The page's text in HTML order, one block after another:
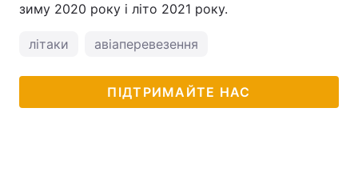
зиму 2020 року і літо 2021 року.
літаки авіаперевезення
ПІДТРИМАЙТЕ НАС